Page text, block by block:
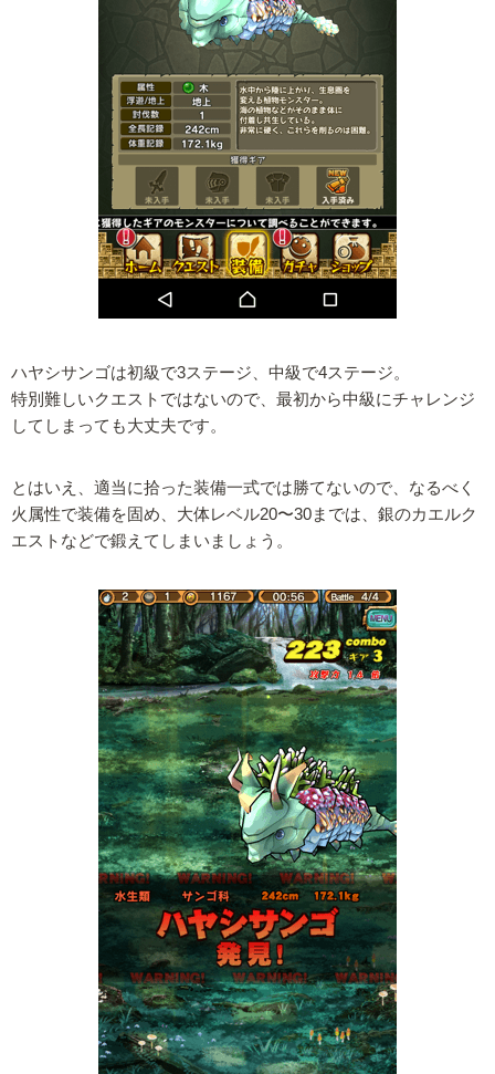
ハヤシサンゴは初級で3ステージ、中級で4ステージ。
特別難しいクエストではないので、最初から中級にチャレンジ
してしまっても大丈夫です。
とはいえ、適当に拾った装備一式では勝てないので、なるべく
火属性で装備を固め、大体レベル20〜30までは、銀のカエルク
エストなどで鍛えてしまいましょう。